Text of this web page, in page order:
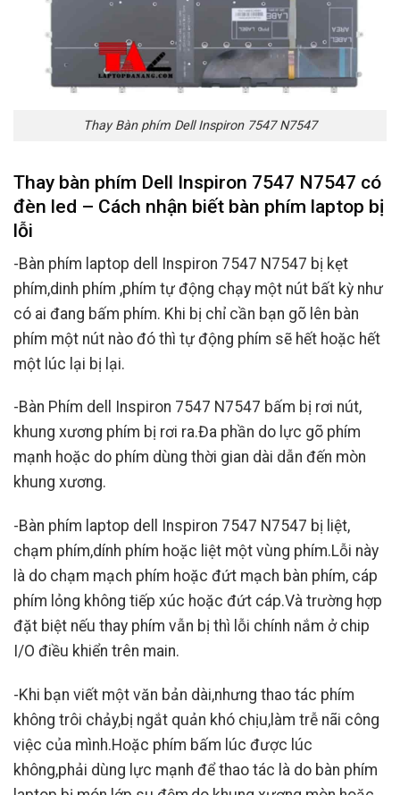
Thay Bàn phím Dell Inspiron 7547 N7547
Thay bàn phím Dell Inspiron 7547 N7547 có
đèn led – Cách nhận biết bàn phím laptop bị
lỗi
-Bàn phím laptop dell Inspiron 7547 N7547 bị kẹt
phím,dinh phím ,phím tự động chạy một nút bất kỳ như
có ai đang bấm phím. Khi bị chỉ cần bạn gõ lên bàn
phím một nút nào đó thì tự động phím sẽ hết hoặc hết
một lúc lại bị lại.
-Bàn Phím dell Inspiron 7547 N7547 bấm bị rơi nút,
khung xương phím bị rơi ra.Đa phần do lực gõ phím
mạnh hoặc do phím dùng thời gian dài dẫn đến mòn
khung xương.
-Bàn phím laptop dell Inspiron 7547 N7547 bị liệt,
chạm phím,dính phím hoặc liệt một vùng phím.Lỗi này
là do chạm mạch phím hoặc đứt mạch bàn phím, cáp
phím lỏng không tiếp xúc hoặc đứt cáp.Và trường hợp
đặt biệt nếu thay phím vẫn bị thì lỗi chính nắm ở chip
I/O điều khiển trên main.
-Khi bạn viết một văn bản dài,nhưng thao tác phím
không trôi chảy,bị ngắt quản khó chịu,làm trễ nãi công
việc của mình.Hoặc phím bấm lúc được lúc
không,phải dùng lực mạnh để thao tác là do bàn phím